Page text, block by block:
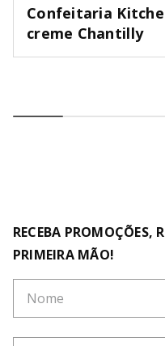
Confeitaria
creme Chantilly
RECEBA PROMOÇÕES,
PRIMEIRA MÃO!